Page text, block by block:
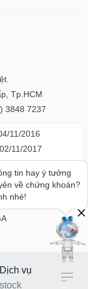
Tp.HCM
3848 7237
11/2016
11/2017
20/07/2023
TPHCM
vụ
tin hay ý tưởng
về chứng khoán?
nhé!